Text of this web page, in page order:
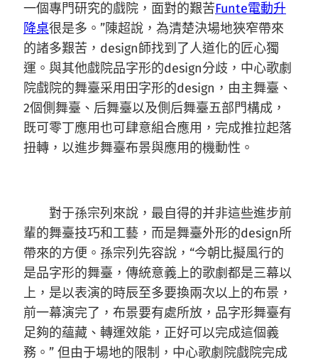
一個專門研究的戲院，面對的艱苦Funte電動升
降桌很是多。”陳超說，為清楚決場地狹窄帶來
的諸多艱苦，design師找到了人道化的匠心獨
運。與其他戲院品字形的design分歧，中心歌劇
院戲院的舞臺采用田字形的design，由主舞臺、
2個側舞臺、后舞臺以及側后舞臺五部門構成，
既可零丁應用也可肆意組合應用，完成推拉起落
扭轉，以進步舞臺布景與應用的機動性。
對于孫宗列來說，最自得的并非這些進步前
輩的舞臺技巧和工藝，而是舞臺外形的design所
帶來的方便。孫宗列先容說，“今朝比擬風行的
是品字形的舞臺，傳統意義上的歌劇都是三幕以
上，是以表演的時辰至多要換兩次以上的布景，
前一幕演完了，布景要有處所放，品字形舞臺有
足夠的蘊藏、轉運效能，正好可以完成這個義
務。” 但由于場地的限制，中心歌劇院戲院完成